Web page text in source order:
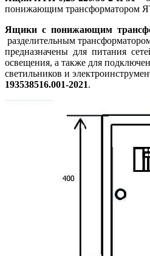
понижающим трансформатором
Ящики с понижающим
разделительным
предназначены для питания
освещения, а также для
светильников и
193538516.001-2021.